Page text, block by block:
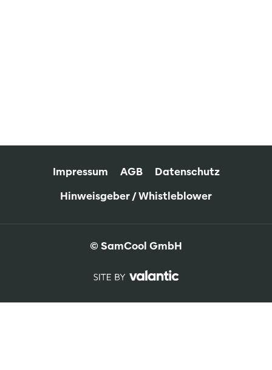
Impressum AGB
Datenschutz
Hinweisgeber / Whistleblower
© SamCool GmbH